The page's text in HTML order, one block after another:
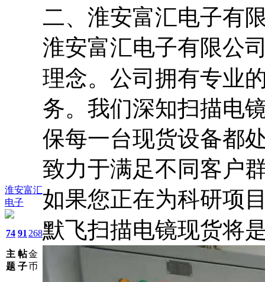
淮安富汇
电子
74
主
题
91
帖
子
268
金
币
二、淮安富汇电子有
淮安富汇电子有限公
理念。公司拥有专业
务。我们深知扫描电
保每一台现货设备都
致力于满足不同客户
如果您正在为科研项
默飞扫描电镜现货将